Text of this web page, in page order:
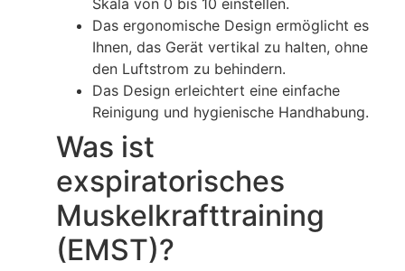
Skala von 0 bis 10 einstellen.
Das ergonomische Design ermöglicht es
Ihnen, das Gerät vertikal zu halten, ohne
den Luftstrom zu behindern.
Das Design erleichtert eine einfache
Reinigung und hygienische Handhabung.
Was ist
exspiratorisches
Muskelkrafttraining
(EMST)?